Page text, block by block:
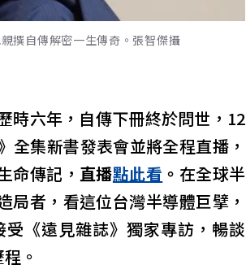
撰自傳解密一生傳奇。張智傑攝
時六年，自傳下冊終於問世，12
全集新書發表會並將全程直播，
命傳記， 直播點此看 。 在全球半
者，看這位台灣半導體巨擘，
受《遠見雜誌》獨家專訪，暢談
。